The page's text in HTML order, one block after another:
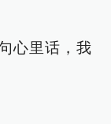
心里话，我